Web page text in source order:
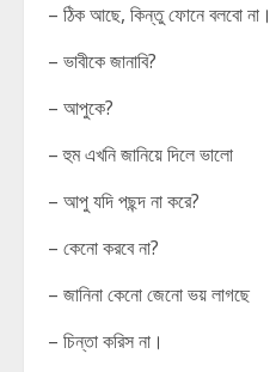
– ঠিক আছে, কিন্তু ফোনে বলবো না।
– ভাবীকে জানাবি?
– আপুকে?
– হুম এখনি জানিয়ে দিলে ভালো
– আপু যদি পছন্দ না করে?
– কেনো করবে না?
– জানিনা কেনো জেনো ভয় লাগছে
– চিন্তা করিস না।